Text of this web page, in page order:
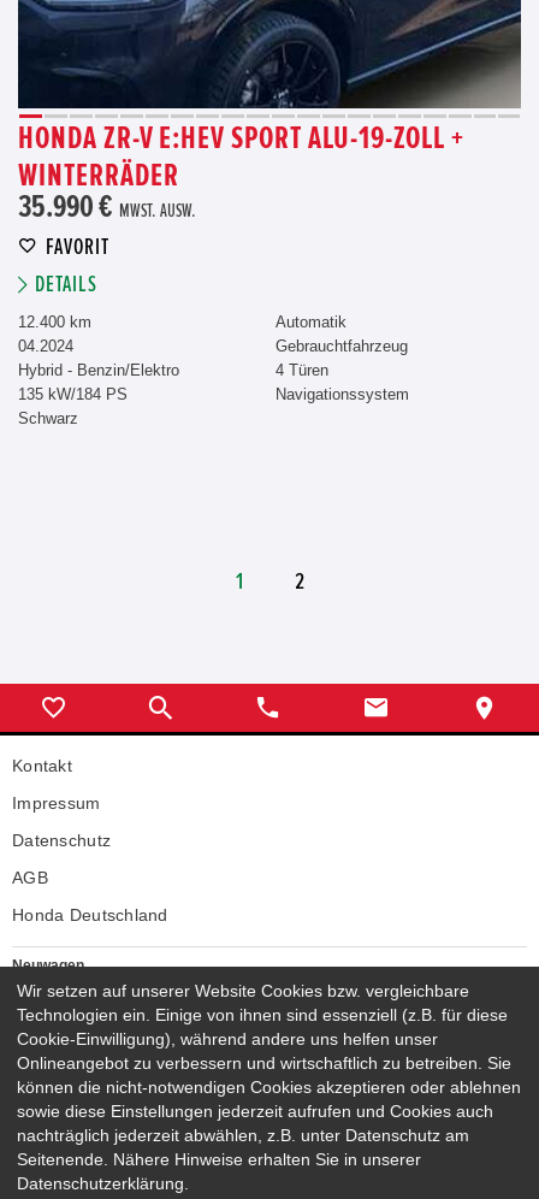
HONDA ZR-V E:HEV SPORT ALU-19-ZOLL +
WINTERRÄDER
35.990 € MWST. AUSW.
FAVORIT
DETAILS
12.400 km
04.2024
Hybrid - Benzin/Elektro
135 kW/184 PS
Schwarz
Automatik
Gebrauchtfahrzeug
4 Türen
Navigationssystem
1 2
Kontakt
Impressum
Datenschutz
AGB
Honda Deutschland
Neuwagen
Honda Neuwagen
Gebrauchtwagen
Honda Gebrauchtwagen
Honda Vorführwagen
Gesamtbestand
NEUWAGENMODELLE
HONDA JAZZ E:HEV
HONDA CIVIC E:HEV
Wir setzen auf unserer Website Cookies bzw. vergleichbare
Technologien ein. Einige von ihnen sind essenziell (z.B. für diese
Cookie-Einwilligung), während andere uns helfen unser
Onlineangebot zu verbessern und wirtschaftlich zu betreiben. Sie
können die nicht-notwendigen Cookies akzeptieren oder ablehnen
sowie diese Einstellungen jederzeit aufrufen und Cookies auch
nachträglich jederzeit abwählen, z.B. unter Datenschutz am
Seitenende. Nähere Hinweise erhalten Sie in unserer
Datenschutzerklärung.